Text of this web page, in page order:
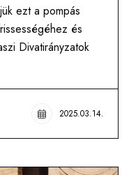
ezt a pompás
és
Divatirányzatok
2025.03.14.